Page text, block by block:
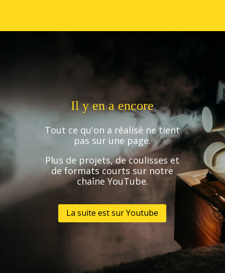
Il y en a encore
Tout ce qu'on a réalisé ne tient
pas sur une page.
Plus de projets, de coulisses et
de formats courts sur notre
chaîne YouTube.
La suite est sur Youtube